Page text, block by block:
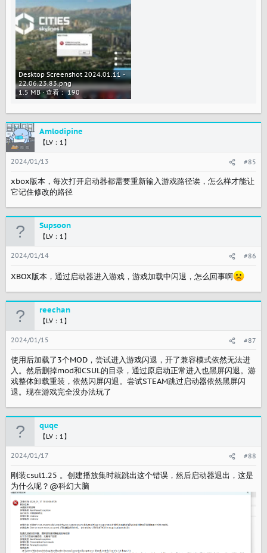
Desktop Screenshot 2024.01.11 -
22.06.23.83.png
1.5 MB · 查看： 190
Amlodipine
【LV：1】
2024/01/13 #85
xbox版本，每次打开启动器都需要重新输入游戏路径诶，怎么样才能让
它记住修改的路径
Supsoon
【LV：1】
2024/01/14 #86
XBOX版本，通过启动器进入游戏，游戏加载中闪退，怎么回事啊
reechan
【LV：1】
2024/01/15 #87
使用后加载了3个MOD，尝试进入游戏闪退，开了兼容模式依然无法进
入。然后删掉mod和CSUL的目录，通过原启动正常进入也黑屏闪退。游
戏整体卸载重装，依然闪屏闪退。尝试STEAM跳过启动器依然黑屏闪
退。现在游戏完全没办法玩了
quqe
【LV：1】
2024/01/17 #88
刚装csul1.25 。创建播放集时就跳出这个错误，然后启动器退出，这是
为什么呢？@科幻大脑